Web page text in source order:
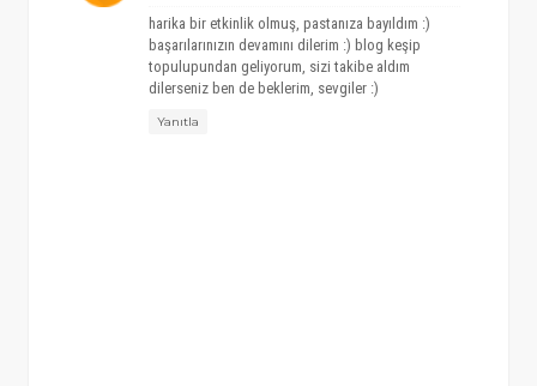
harika bir etkinlik olmuş, pastanıza bayıldım :)
başarılarınızın devamını dilerim :) blog keşip
topulupundan geliyorum, sizi takibe aldım
dilerseniz ben de beklerim, sevgiler :)
Yanıtla